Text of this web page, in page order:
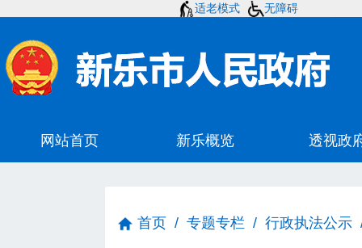
适老模式 无障碍
首页 / 专题专栏 / 行政执法公示